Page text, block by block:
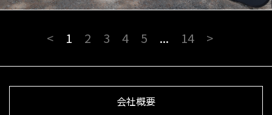
< 1 2 3 4 5 ... 14 >
会社概要